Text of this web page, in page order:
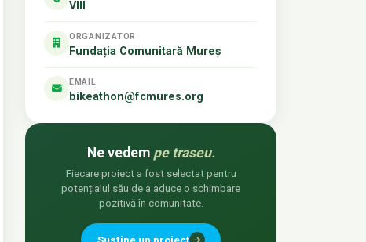
VIII
ORGANIZATOR
Fundația Comunitară Mureș
EMAIL
bikeathon@fcmures.org
Ne vedem pe traseu.
Fiecare proiect a fost selectat pentru
potențialul său de a aduce o schimbare
pozitivă în comunitate.